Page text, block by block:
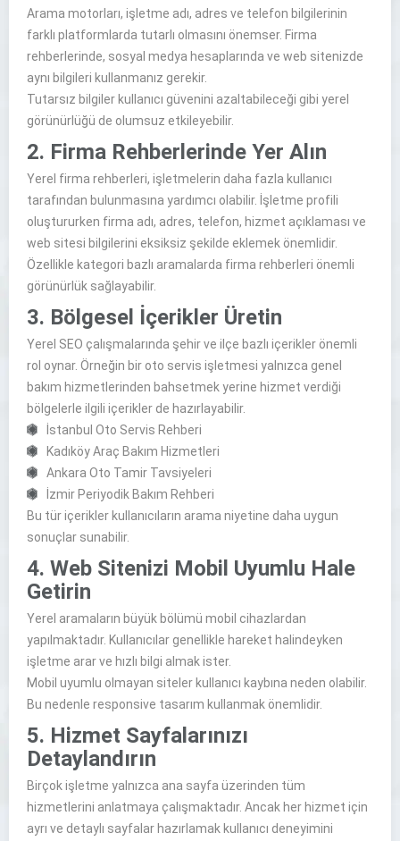
Arama motorları, işletme adı, adres ve telefon bilgilerinin
farklı platformlarda tutarlı olmasını önemser. Firma
rehberlerinde, sosyal medya hesaplarında ve web sitenizde
aynı bilgileri kullanmanız gerekir.
Tutarsız bilgiler kullanıcı güvenini azaltabileceği gibi yerel
görünürlüğü de olumsuz etkileyebilir.
2. Firma Rehberlerinde Yer Alın
Yerel firma rehberleri, işletmelerin daha fazla kullanıcı
tarafından bulunmasına yardımcı olabilir. İşletme profili
oluştururken firma adı, adres, telefon, hizmet açıklaması ve
web sitesi bilgilerini eksiksiz şekilde eklemek önemlidir.
Özellikle kategori bazlı aramalarda firma rehberleri önemli
görünürlük sağlayabilir.
3. Bölgesel İçerikler Üretin
Yerel SEO çalışmalarında şehir ve ilçe bazlı içerikler önemli
rol oynar. Örneğin bir oto servis işletmesi yalnızca genel
bakım hizmetlerinden bahsetmek yerine hizmet verdiği
bölgelerle ilgili içerikler de hazırlayabilir.
İstanbul Oto Servis Rehberi
Kadıköy Araç Bakım Hizmetleri
Ankara Oto Tamir Tavsiyeleri
İzmir Periyodik Bakım Rehberi
Bu tür içerikler kullanıcıların arama niyetine daha uygun
sonuçlar sunabilir.
4. Web Sitenizi Mobil Uyumlu Hale
Getirin
Yerel aramaların büyük bölümü mobil cihazlardan
yapılmaktadır. Kullanıcılar genellikle hareket halindeyken
işletme arar ve hızlı bilgi almak ister.
Mobil uyumlu olmayan siteler kullanıcı kaybına neden olabilir.
Bu nedenle responsive tasarım kullanmak önemlidir.
5. Hizmet Sayfalarınızı
Detaylandırın
Birçok işletme yalnızca ana sayfa üzerinden tüm
hizmetlerini anlatmaya çalışmaktadır. Ancak her hizmet için
ayrı ve detaylı sayfalar hazırlamak kullanıcı deneyimini